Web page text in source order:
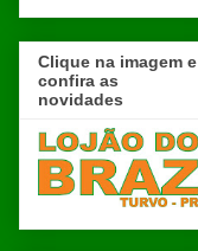
Clique na imagem e
confira as
novidades